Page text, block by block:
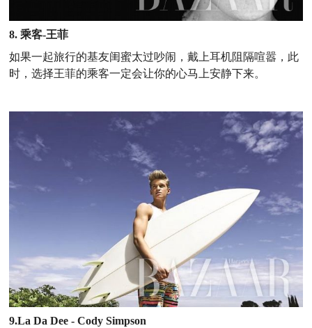
8. 乘客-王菲
如果一起旅行的基友闺蜜太过吵闹，戴上耳机阻隔喧嚣，此
时，选择王菲的乘客一定会让你的心马上安静下来。
9.La Da Dee - Cody Simpson